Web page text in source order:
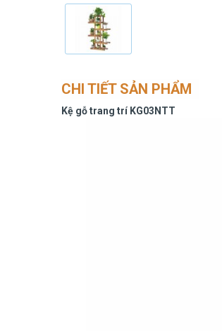
CHI TIẾT SẢN PHẨM
Kệ gỗ trang trí KG03NTT